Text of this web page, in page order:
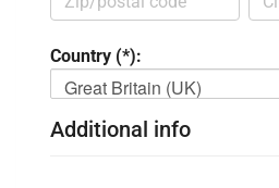
Country (*):
Great Britain (UK)
Additional info